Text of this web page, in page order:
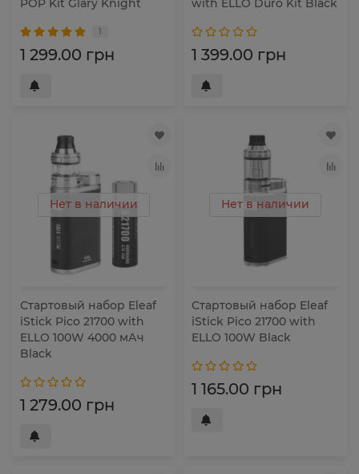
POP Kit Glary Knight
1
1 299.00 грн
with ELLO Duro Kit Black
1 399.00 грн
Нет в наличии
Стартовый набор Eleaf
iStick Pico 21700 with
ELLO 100W 4000 мАч
Black
1 279.00 грн
Нет в наличии
Стартовый набор Eleaf
iStick Pico 21700 with
ELLO 100W Black
1 165.00 грн